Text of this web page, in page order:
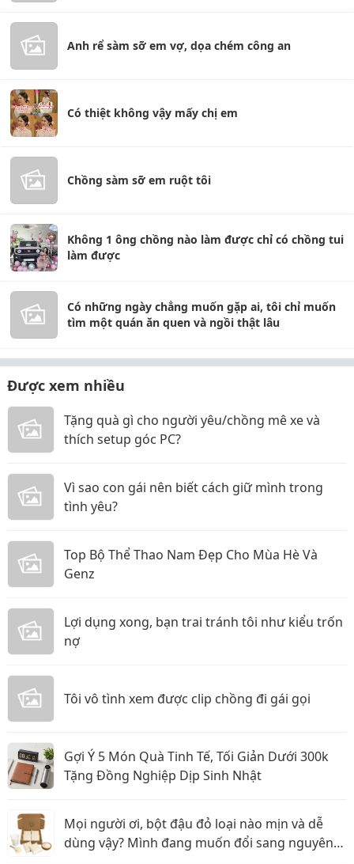
Anh rể sàm sỡ em vợ, dọa chém công an
Có thiệt không vậy mấy chị em
Chồng sàm sỡ em ruột tôi
Không 1 ông chồng nào làm được chỉ có chồng tui
làm được
Có những ngày chẳng muốn gặp ai, tôi chỉ muốn
tìm một quán ăn quen và ngồi thật lâu
Được xem nhiều
Tặng quà gì cho người yêu/chồng mê xe và
thích setup góc PC?
Vì sao con gái nên biết cách giữ mình trong
tình yêu?
Top Bộ Thể Thao Nam Đẹp Cho Mùa Hè Và
Genz
Lợi dụng xong, bạn trai tránh tôi như kiểu trốn
nợ
Tôi vô tình xem được clip chồng đi gái gọi
Gợi Ý 5 Món Quà Tinh Tế, Tối Giản Dưới 300k
Tặng Đồng Nghiệp Dịp Sinh Nhật
Mọi người ơi, bột đậu đỏ loại nào mịn và dễ
dùng vậy? Mình đang muốn đổi sang nguyên